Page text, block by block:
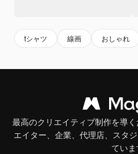
tシャツ 線画 おしゃれ
最高のクリエイティブ制作を導
エイター、企業、代理店、スタ
ていま